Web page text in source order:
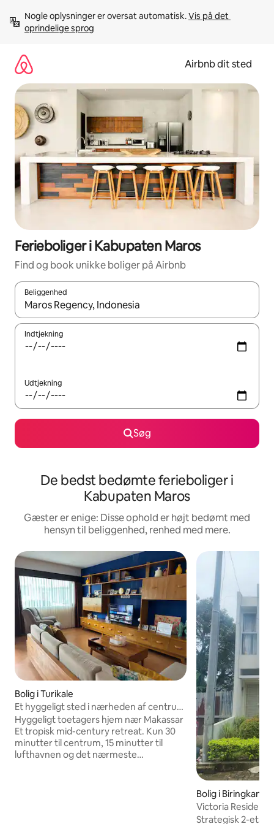
videre
Nogle oplysninger er oversat automatisk. Vis på det
oprindelige sprog
Airbnb dit sted
Ferieboliger i Kabupaten Maros
Find og book unikke boliger på Airbnb
Beliggenhed
Når resultaterne er tilgængelige, skal du navigere med
Indtjekning
Udtjekning
Søg
De bedst bedømte ferieboliger i
Kabupaten Maros
Gæster er enige: Disse ophold er højt bedømt med
hensyn til beliggenhed, renhed med mere.
Bolig i Turikale
Et hyggeligt sted i nærheden af centrum
af Makassar
Hyggeligt toetagers hjem nær Makassar
Et tropisk mid-century retreat. Kun 30
minutter til centrum, 15 minutter til
lufthavnen og det nærmeste
Bolig i
Victoria
fuldt møbleret
Strategisk 2-